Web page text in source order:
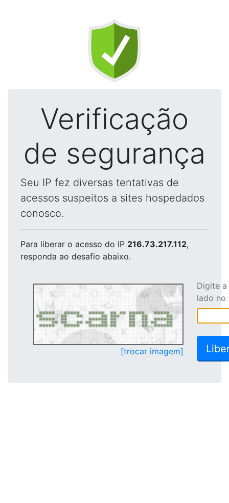
Verificação
de segurança
Seu IP fez diversas tentativas de
acessos suspeitos a sites hospedados
conosco.
Para liberar o acesso do IP 216.73.217.112,
responda ao desafio abaixo.
[trocar imagem]
Digite
lado no